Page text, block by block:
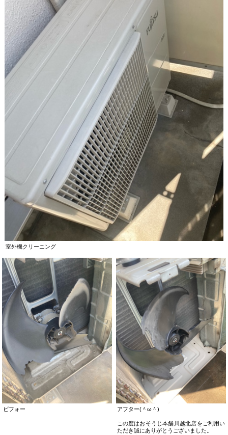
室外機クリーニング
ビフォー アフター(＾ω＾)
この度はおそうじ本舗川越北店をご利用い
ただき誠にありがとうございました。